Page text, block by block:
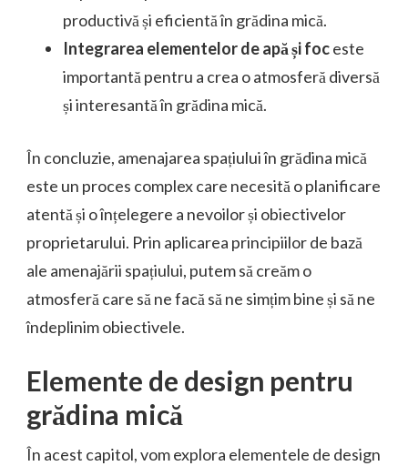
productivă și eficientă în grădina mică.
Integrarea elementelor de apă și foceste
importantă pentru a crea o atmosferă diversă
și interesantă în grădina mică.
În concluzie, amenajarea spațiului în grădina mică
este un proces complex care necesită o planificare
atentă și o înțelegere a nevoilor și obiectivelor
proprietarului. Prin aplicarea principiilor de bază
ale amenajării spațiului, putem să creăm o
atmosferă care să ne facă să ne simțim bine și să ne
îndeplinim obiectivele.
Elemente de design pentru
grădina mică
În acest capitol, vom explora elementele de design